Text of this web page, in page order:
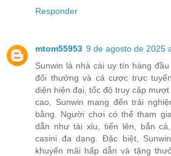
Responder
mtom55953 9 de agosto de 2025
Sunwin là nhà cái uy tín hàng
đổi thưởng và cá cược trực
diện hiện đại, tốc độ truy cập
cao, Sunwin mang đến trải
bằng. Người chơi có thể tham
dẫn như tài xỉu, tiến lên, bắn
casini đa dạng. Đặc biệt,
khuyến mãi hấp dẫn và tặng